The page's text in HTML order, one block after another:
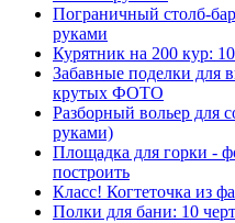
Пограничный столб-
руками
Курятник на 200 кур:
Забавные поделки для
крутых ФОТО
Разборный вольер для
руками)
Площадка для горки -
построить
Класс! Когтеточка из
Полки для бани: 10